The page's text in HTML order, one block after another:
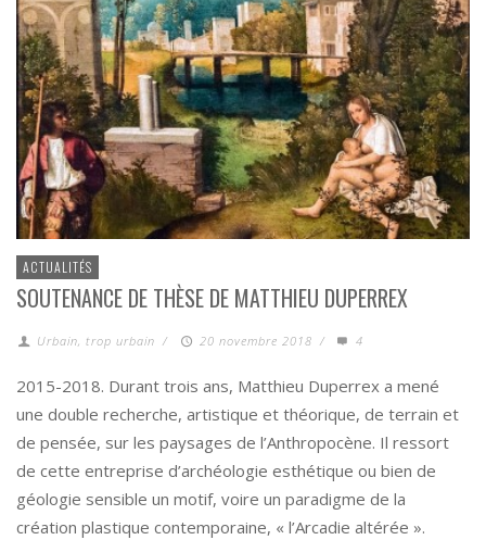
ACTUALITÉS
SOUTENANCE DE THÈSE DE MATTHIEU DUPERREX
Urbain, trop urbain / 20 novembre 2018 / 4
2015-2018. Durant trois ans, Matthieu Duperrex a mené
une double recherche, artistique et théorique, de terrain et
de pensée, sur les paysages de l’Anthropocène. Il ressort
de cette entreprise d’archéologie esthétique ou bien de
géologie sensible un motif, voire un paradigme de la
création plastique contemporaine, « l’Arcadie altérée ».